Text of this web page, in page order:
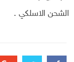
الشحن الاسلكي .